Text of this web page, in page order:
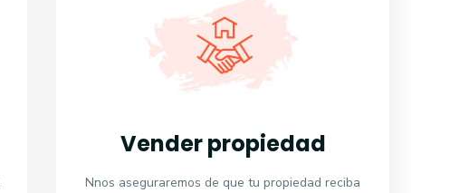
Vender propiedad
Nnos aseguraremos de que tu propiedad reciba